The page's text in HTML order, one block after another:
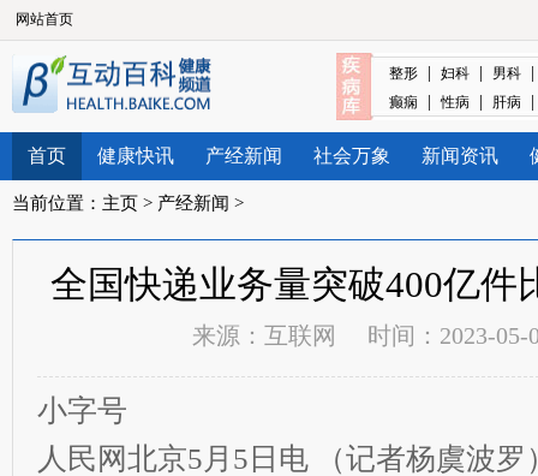
网站首页
整形 | 妇科 | 男科 |
癫痫 | 性病 | 肝病 |
首页 健康快讯 产经新闻 社会万象 新闻资讯
当前位置： 主页 > 产经新闻 >
全国快递业务量突破400亿件
来源： 互联网 时间：2023-05-
小字号
人民网北京5月5日电 （记者杨虞波